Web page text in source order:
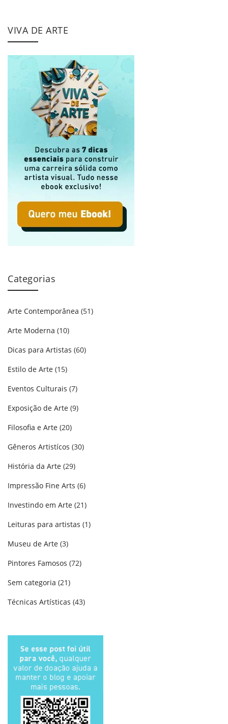
VIVA DE ARTE
Categorias
Arte Contemporânea (51)
Arte Moderna (10)
Dicas para Artistas (60)
Estilo de Arte (15)
Eventos Culturais (7)
Exposição de Arte (9)
Filosofia e Arte (20)
Gêneros Artistícos (30)
História da Arte (29)
Impressão Fine Arts (6)
Investindo em Arte (21)
Leituras para artistas (1)
Museu de Arte (3)
Pintores Famosos (72)
Sem categoria (21)
Técnicas Artísticas (43)